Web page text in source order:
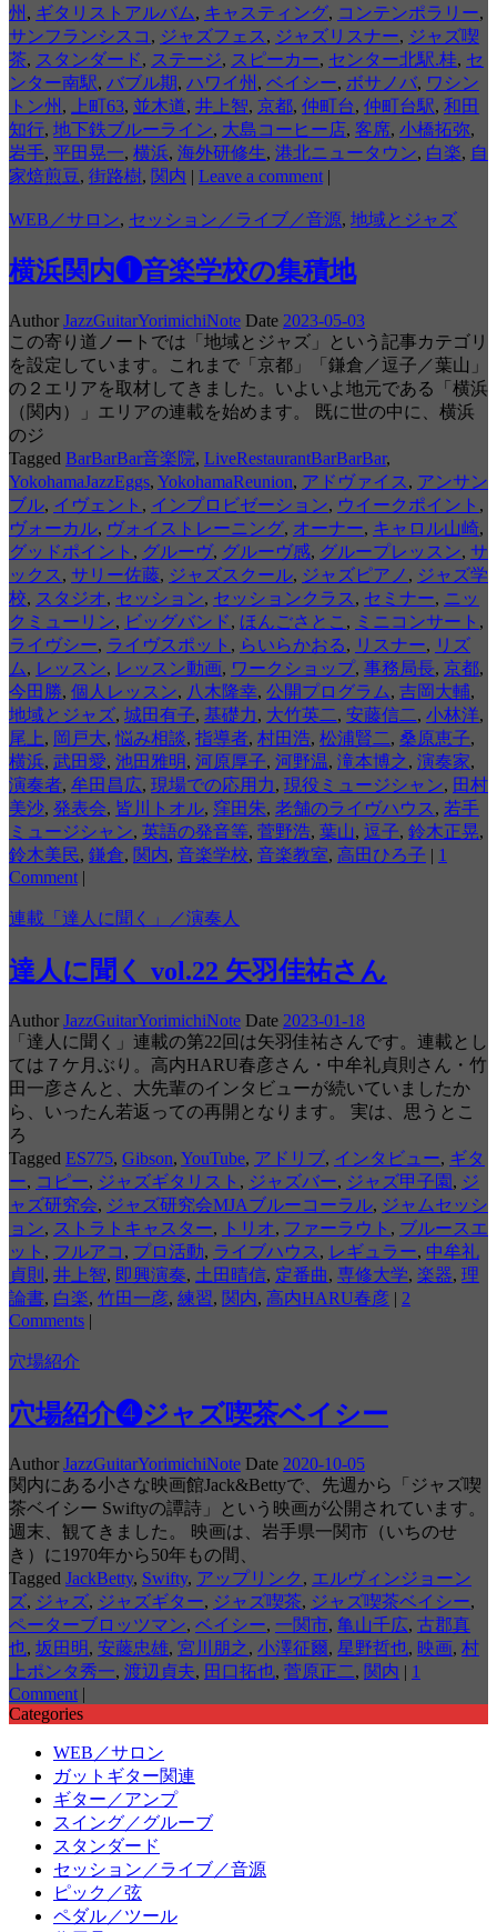
州 , ギタリストアルバム, キャスティング, コンテンポラリー,
サンフランシスコ , ジャズフェス , ジャズリスナー, ジャズ喫
茶, スタンダード, ステージ, スピーカー, センター北駅.桂, セ
ンター南駅, バブル期, ハワイ州 , ベイシー, ボサノバ, ワシン
トン州 , 上町63, 並木道, 井上智, 京都, 仲町台, 仲町台駅, 和田
知行, 地下鉄ブルーライン, 大島コーヒー店, 客席, 小橋拓弥,
岩手, 平田晃一, 横浜, 海外研修生, 港北ニュータウン, 白楽, 自
家焙煎豆, 街路樹, 関内 | Leave a comment |
WEB／サロン, セッション／ライブ／音源, 地域とジャズ
横浜関内❶音楽学校の集積地
Author JazzGuitarYorimichiNote Date 2023-05-03
この寄り道ノートでは「地域とジャズ」という記事カテゴリ
を設定しています。これまで「京都」「鎌倉／逗子／葉山」
の２エリアを取材してきました。いよいよ地元である「横浜
（関内）」エリアの連載を始めます。 既に世の中に、横浜
のジ
Tagged BarBarBar音楽院, LiveRestaurantBarBarBar,
YokohamaJazzEggs, YokohamaReunion, アドヴァイス , アンサン
ブル, イヴェント , インプロビゼーション, ウイークポイント ,
ヴォーカル, ヴォイストレーニング, オーナー, キャロル山崎,
グッドポイント , グルーヴ, グルーヴ感, グループレッスン, サ
ックス , サリー佐藤, ジャズスクール, ジャズピアノ , ジャズ学
校, スタジオ, セッション, セッションクラス , セミナー, ニッ
クミューリン, ビッグバンド, ほんごさとこ , ミニコンサート ,
ライヴシー, ライヴスポット , らいらかおる, リスナー, リズ
ム, レッスン, レッスン動画, ワークショップ, 事務局長, 京都,
今田勝, 個人レッスン, 八木隆幸, 公開プログラム, 吉岡大輔,
地域とジャズ, 城田有子, 基礎力, 大竹英二, 安藤信二, 小林洋,
尾上, 岡戸大,悩み相談, 指導者, 村田浩, 松浦賢二, 桑原恵子,
横浜, 武田愛, 池田雅明, 河原厚子, 河野温, 滝本博之, 演奏家,
演奏者, 牟田昌広, 現場での応用力, 現役ミュージシャン, 田村
美沙, 発表会, 皆川トオル, 窪田朱, 老舗のライヴハウス , 若手
ミュージシャン, 英語の発音等, 菅野浩, 葉山, 逗子, 鈴木正晃,
鈴木美民, 鎌倉, 関内, 音楽学校, 音楽教室, 高田ひろ子 | 1
Comment |
連載「達人に聞く」／演奏人
達人に聞く vol.22 矢羽佳祐さん
Author JazzGuitarYorimichiNote Date 2023-01-18
「達人に聞く」連載の第22回は矢羽佳祐さんです。連載とし
ては７ケ月ぶり。高内HARU春彦さん・中牟礼貞則さん・竹
田一彦さんと、大先輩のインタビューが続いていましたか
ら、いったん若返っての再開となります。 実は、思うとこ
ろ
Tagged ES775, Gibson, YouTube, アドリブ, インタビュー, ギタ
ー, コピー, ジャズギタリスト , ジャズバー, ジャズ甲子園 , ジ
ャズ研究会, ジャズ研究会MJAブルーコーラル, ジャムセッシ
ョン, ストラトキャスター, トリオ, ファーラウト , ブルースエ
ット , フルアコ , プロ活動, ライブハウス , レギュラー, 中牟礼
貞則 , 井上智, 即興演奏, 土田晴信, 定番曲, 専修大学, 楽器, 理
論書, 白楽, 竹田一彦, 練習, 関内, 高内HARU春彦 | 2
Comments |
穴場紹介
穴場紹介❹ジャズ喫茶ベイシー
Author JazzGuitarYorimichiNote Date 2020-10-05
関内にある小さな映画館Jack&Bettyで、先週から「ジャズ喫
茶ベイシー Swiftyの譚詩」という映画が公開されています。
週末、観てきました。 映画は、岩手県一関市（いちのせ
き）に1970年から50年もの間、
Tagged JackBetty, Swifty, アップリンク , エルヴィンジョーン
ズ, ジャズ, ジャズギター, ジャズ喫茶, ジャズ喫茶ベイシー,
ペーターブロッツマン, ベイシー, 一関市, 亀山千広, 古郡真
也, 坂田明, 安藤忠雄, 宮川朋之, 小澤征爾, 星野哲也, 映画, 村
上ポンタ秀一, 渡辺貞夫, 田口拓也, 菅原正二, 関内 | 1
Comment |
Categories
WEB／サロン
ガットギター関連
ギター／アンプ
スイング／グルーブ
スタンダード
セッション／ライブ／音源
ピック／弦
ペダル／ツール